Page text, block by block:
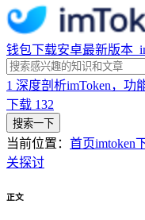
钱包下载安卓最新版本
1 深度剖析imToken，功
下载 132
搜索一下
当前位置： 首页imtoken
关探讨
正文